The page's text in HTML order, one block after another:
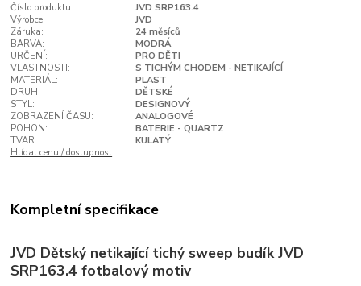
Číslo produktu:
JVD SRP163.4
Výrobce:
JVD
Záruka:
24 měsíců
BARVA:
MODRÁ
URČENÍ:
PRO DĚTI
VLASTNOSTI:
S TICHÝM CHODEM - NETIKAJÍCÍ
MATERIÁL:
PLAST
DRUH:
DĚTSKÉ
STYL:
DESIGNOVÝ
ZOBRAZENÍ ČASU:
ANALOGOVÉ
POHON:
BATERIE - QUARTZ
TVAR:
KULATÝ
Hlídat cenu / dostupnost
Kompletní specifikace
JVD Dětský netikající tichý sweep budík JVD
SRP163.4 fotbalový motiv